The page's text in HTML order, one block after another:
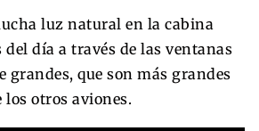
luz natural en la cabina
día a través de las ventanas
grandes, que son más grandes
los otros aviones.